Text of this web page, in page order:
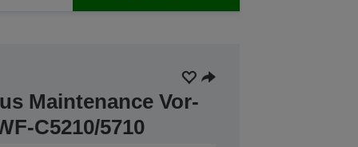
Maintenance Vor-
C5210/5710